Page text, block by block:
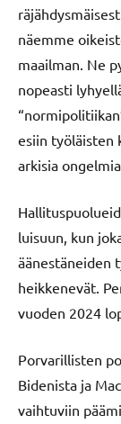
näemme
maailman. Ne
nopeasti
esiin työläisten
arkisia
luisuun, kun
äänestäneiden
heikkenevät.
vuoden 2024
Porvarillisten
Bidenista ja
vaihtuviin